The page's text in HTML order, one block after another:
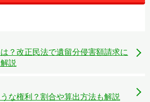
？改正民法で遺留分侵害額請求に
説
な権利？割合や算出方法も解説